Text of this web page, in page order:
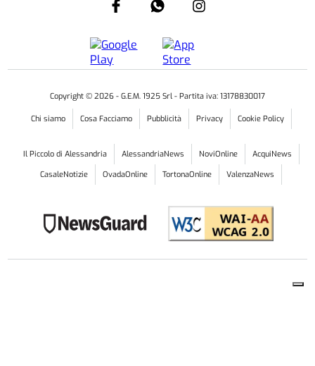
Copyright © 2026 - G.E.M. 1925 Srl - Partita iva: 13178830017
Chi siamo Cosa Facciamo Pubblicità Privacy Cookie Policy
Il Piccolo di Alessandria AlessandriaNews NoviOnline
AcquiNews
CasaleNotizie
OvadaOnline TortonaOnline ValenzaNews